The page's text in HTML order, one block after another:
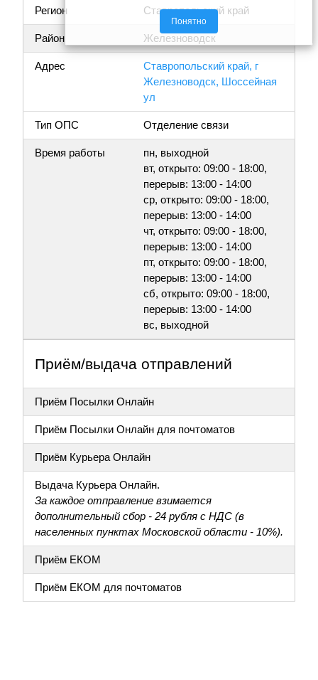
Регион Ставропольский край
Район Железноводск
Адрес
Ставропольский край, г
Железноводск, Шоссейная
ул
Тип ОПС Отделение связи
Время работы
пн, выходной
вт, открыто: 09:00 - 18:00,
перерыв: 13:00 - 14:00
ср, открыто: 09:00 - 18:00,
перерыв: 13:00 - 14:00
чт, открыто: 09:00 - 18:00,
перерыв: 13:00 - 14:00
пт, открыто: 09:00 - 18:00,
перерыв: 13:00 - 14:00
сб, открыто: 09:00 - 18:00,
перерыв: 13:00 - 14:00
вс, выходной
Приём/выдача отправлений
Приём Посылки Онлайн
Приём Посылки Онлайн для почтоматов
Приём Курьера Онлайн
Выдача Курьера Онлайн.
За каждое отправление взимается
дополнительный сбор - 24 рубля с НДС (в
населенных пунктах Московской области - 10%).
Приём ЕКОМ
Приём ЕКОМ для почтоматов
Понятно